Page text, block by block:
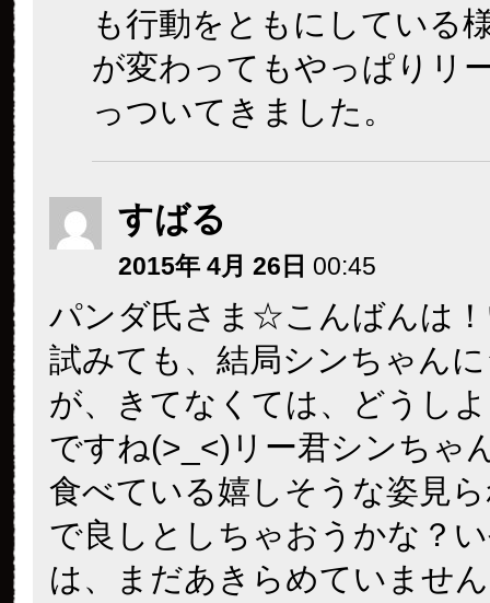
も行動をともにしている
が変わってもやっぱりリ
っついてきました。
すばる
2015年 4月 26日 00:45
パンダ氏さま☆こんばんは
試みても、結局シンちゃん
が、きてなくては、どうし
ですね(>_<)リー君シンちゃ
食べている嬉しそうな姿見
で良しとしちゃおうかな？
は、まだあきらめていませ